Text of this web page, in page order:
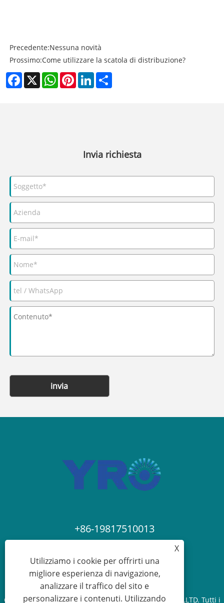
Precedente:Nessuna novità
Prossimo:Come utilizzare la scatola di distribuzione?
Facebook
X WhatsAppPinterestLinkedIn
Invia richiesta
invia
+86-19817510013
Copyright © 2024 ZHEJIANG YRO NUOVA ENERGIA CO.,LTD. Tutti i
X
Utilizziamo i cookie per offrirti una
migliore esperienza di navigazione,
analizzare il traffico del sito e
personalizzare i contenuti. Utilizzando